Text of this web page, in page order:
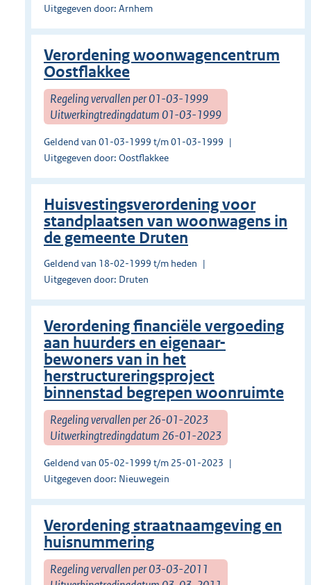
Uitgegeven door: Arnhem
Verordening woonwagencentrum
Oostflakkee
Regeling vervallen per 01-03-1999
Uitwerkingtredingdatum 01-03-1999
Geldend van 01-03-1999 t/m 01-03-1999
Uitgegeven door: Oostflakkee
Huisvestingsverordening voor
standplaatsen van woonwagens in
de gemeente Druten
Geldend van 18-02-1999 t/m heden
Uitgegeven door: Druten
Verordening financiële vergoeding
aan huurders en eigenaar-
bewoners van in het
herstructureringsproject
binnenstad begrepen woonruimte
Regeling vervallen per 26-01-2023
Uitwerkingtredingdatum 26-01-2023
Geldend van 05-02-1999 t/m 25-01-2023
Uitgegeven door: Nieuwegein
Verordening straatnaamgeving en
huisnummering
Regeling vervallen per 03-03-2011